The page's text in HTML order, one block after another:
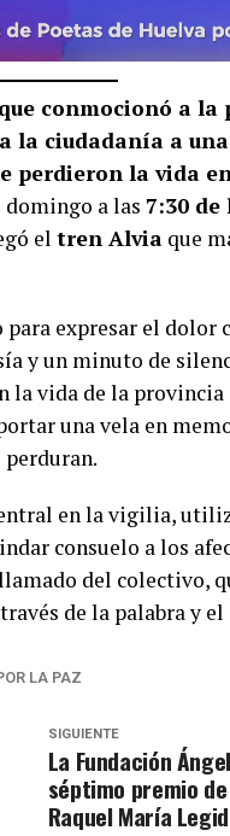
conmocionó a la
la ciudadanía a
perdieron la vida
domingo a las 7:30
el tren Alvia que
para expresar el
y un minuto de
vida de la provincia
una vela en
en la vigilia,
consuelo a los
del colectivo,
de la palabra y
LA PAZ
SIGUIENTE
La Fundación
séptimo premio
Raquel María